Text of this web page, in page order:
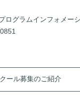
ログラムインフォメー
ール募集のご紹介